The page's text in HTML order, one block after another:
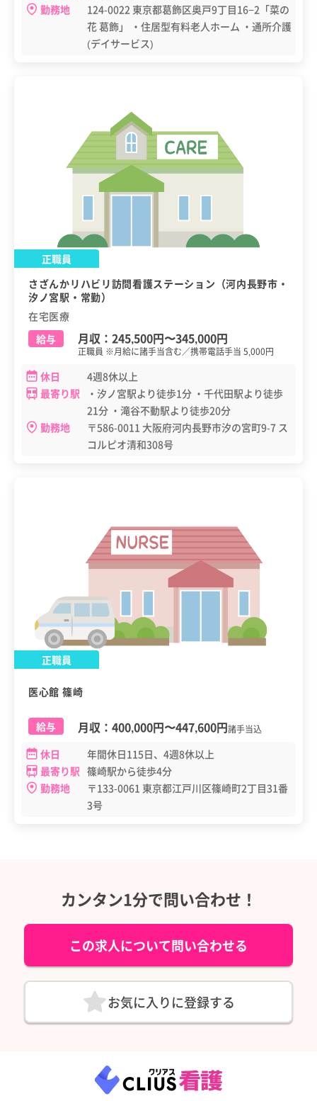
勤務地
124-0022 東京都葛飾区奥戸9丁目16−2「菜の
花 葛飾」 ・住居型有料老人ホーム ・通所介護
(デイサービス)
正職員
さざんかリハビリ訪問看護ステーション（河内長野市・
汐ノ宮駅・常勤）
在宅医療
給与
月収： 245,500円〜345,000円
正職員 ※月給に諸手当含む／携帯電話手当 5,000円
休日
4週8休以上
最寄り駅
・汐ノ宮駅より徒歩1分 ・千代田駅より徒歩
21分 ・滝谷不動駅より徒歩20分
勤務地
〒586-0011 大阪府河内長野市汐の宮町9-7 ス
コルピオ清和308号
正職員
医心館 篠崎
給与 月収： 400,000円〜447,600円諸手当込
休日
年間休日115日、4週8休以上
最寄り駅 篠崎駅から徒歩4分
勤務地
〒133-0061 東京都江戸川区篠崎町2丁目31番
3号
カンタン1分で問い合わせ！
この求人について問い合わせる
お気に入りに登録する